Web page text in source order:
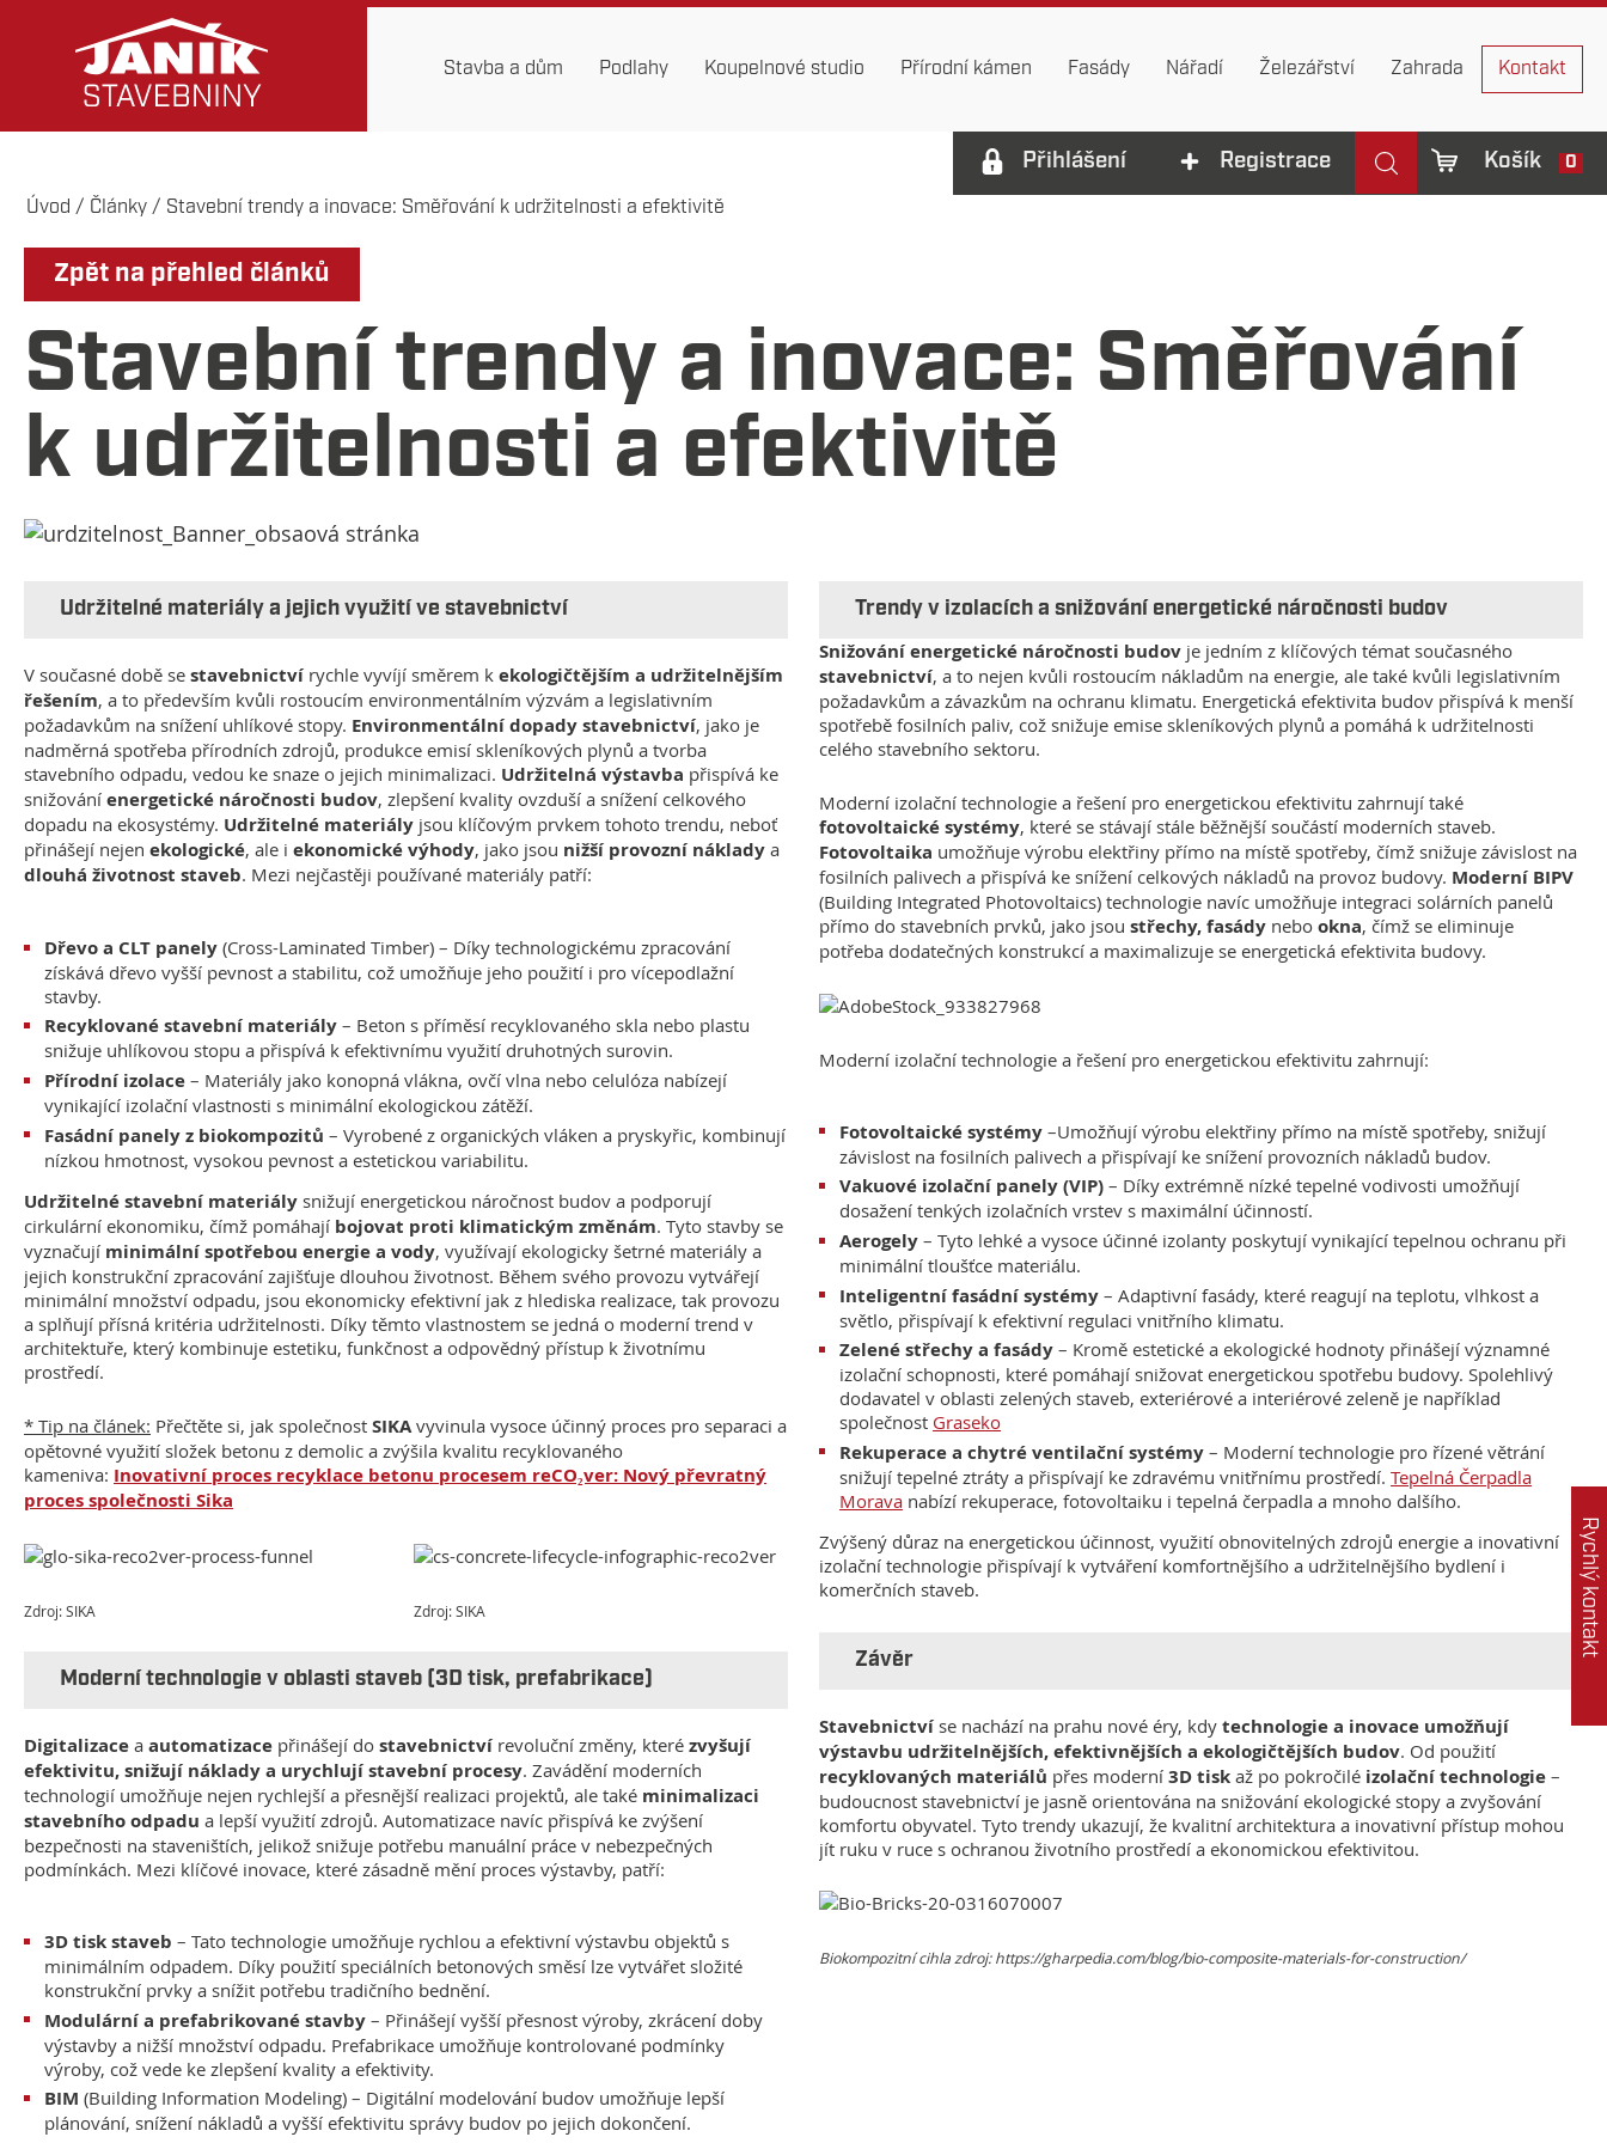
Stavba a dům Podlahy Koupelnové studio Přírodní kámen Fasády Nářadí Železářství Zahrada Kontakt
Přihlášení Registrace Košík 0
Úvod / Články / Stavební trendy a inovace: Směřování k udržitelnosti a efektivitě
Zpět na přehled článků
Stavební trendy a inovace: Směřování
k udržitelnosti a efektivitě
Udržitelné materiály a jejich využití ve stavebnictví
V současné době se stavebnictví rychle vyvíjí směrem k ekologičtějším a udržitelnějším
řešením, a to především kvůli rostoucím environmentálním výzvám a legislativním
požadavkům na snížení uhlíkové stopy. Environmentální dopady stavebnictví, jako je
nadměrná spotřeba přírodních zdrojů, produkce emisí skleníkových plynů a tvorba
stavebního odpadu, vedou ke snaze o jejich minimalizaci. Udržitelná výstavba přispívá ke
snižování energetické náročnosti budov, zlepšení kvality ovzduší a snížení celkového
dopadu na ekosystémy. Udržitelné materiály jsou klíčovým prvkem tohoto trendu, neboť
přinášejí nejen ekologické, ale i ekonomické výhody, jako jsou nižší provozní náklady a
dlouhá životnost staveb. Mezi nejčastěji používané materiály patří:
Dřevo a CLT panely (Cross-Laminated Timber) – Díky technologickému zpracování
získává dřevo vyšší pevnost a stabilitu, což umožňuje jeho použití i pro vícepodlažní
stavby.
Recyklované stavební materiály – Beton s příměsí recyklovaného skla nebo plastu
snižuje uhlíkovou stopu a přispívá k efektivnímu využití druhotných surovin.
Přírodní izolace – Materiály jako konopná vlákna, ovčí vlna nebo celulóza nabízejí
vynikající izolační vlastnosti s minimální ekologickou zátěží.
Fasádní panely z biokompozitů – Vyrobené z organických vláken a pryskyřic, kombinují
nízkou hmotnost, vysokou pevnost a estetickou variabilitu.
Udržitelné stavební materiály snižují energetickou náročnost budov a podporují
cirkulární ekonomiku, čímž pomáhají bojovat proti klimatickým změnám. Tyto stavby se
vyznačují minimální spotřebou energie a vody, využívají ekologicky šetrné materiály a
jejich konstrukční zpracování zajišťuje dlouhou životnost. Během svého provozu vytvářejí
minimální množství odpadu, jsou ekonomicky efektivní jak z hlediska realizace, tak provozu
a splňují přísná kritéria udržitelnosti. Díky těmto vlastnostem se jedná o moderní trend v
architektuře, který kombinuje estetiku, funkčnost a odpovědný přístup k životnímu
prostředí.
* Tip na článek: Přečtěte si, jak společnost SIKAvyvinula vysoce účinný proces pro separaci a
opětovné využití složek betonu z demolic a zvýšila kvalitu recyklovaného
kameniva: Inovativní proces recyklace betonu procesem reCO₂ver: Nový převratný
proces společnosti Sika
Zdroj: SIKA Zdroj: SIKA
Moderní technologie v oblasti staveb (3D tisk, prefabrikace)
Digitalizace a automatizace přinášejí do stavebnictví revoluční změny, které zvyšují
efektivitu, snižují náklady a urychlují stavební procesy. Zavádění moderních
technologií umožňuje nejen rychlejší a přesnější realizaci projektů, ale také minimalizaci
stavebního odpadu a lepší využití zdrojů. Automatizace navíc přispívá ke zvýšení
bezpečnosti na staveništích, jelikož snižuje potřebu manuální práce v nebezpečných
podmínkách. Mezi klíčové inovace, které zásadně mění proces výstavby, patří:
3D tisk staveb – Tato technologie umožňuje rychlou a efektivní výstavbu objektů s
minimálním odpadem. Díky použití speciálních betonových směsí lze vytvářet složité
konstrukční prvky a snížit potřebu tradičního bednění.
Modulární a prefabrikované stavby – Přinášejí vyšší přesnost výroby, zkrácení doby
výstavby a nižší množství odpadu. Prefabrikace umožňuje kontrolované podmínky
výroby, což vede ke zlepšení kvality a efektivity.
BIM (Building Information Modeling) – Digitální modelování budov umožňuje lepší
plánování, snížení nákladů a vyšší efektivitu správy budov po jejich dokončení.
Trendy v izolacích a snižování energetické náročnosti budov
Snižování energetické náročnosti budov je jedním z klíčových témat současného
stavebnictví, a to nejen kvůli rostoucím nákladům na energie, ale také kvůli legislativním
požadavkům a závazkům na ochranu klimatu. Energetická efektivita budov přispívá k menší
spotřebě fosilních paliv, což snižuje emise skleníkových plynů a pomáhá k udržitelnosti
celého stavebního sektoru.
Moderní izolační technologie a řešení pro energetickou efektivitu zahrnují také
fotovoltaické systémy, které se stávají stále běžnější součástí moderních staveb.
Fotovoltaika umožňuje výrobu elektřiny přímo na místě spotřeby, čímž snižuje závislost na
fosilních palivech a přispívá ke snížení celkových nákladů na provoz budovy. Moderní BIPV
(Building Integrated Photovoltaics) technologie navíc umožňuje integraci solárních panelů
přímo do stavebních prvků, jako jsoustřechy, fasády nebookna, čímž se eliminuje
potřeba dodatečných konstrukcí a maximalizuje se energetická efektivita budovy.
Moderní izolační technologie a řešení pro energetickou efektivitu zahrnují:
Fotovoltaické systémy–Umožňují výrobu elektřiny přímo na místě spotřeby, snižují
závislost na fosilních palivech a přispívají ke snížení provozních nákladů budov.
Vakuové izolační panely (VIP) – Díky extrémně nízké tepelné vodivosti umožňují
dosažení tenkých izolačních vrstev s maximální účinností.
Aerogely – Tyto lehké a vysoce účinné izolanty poskytují vynikající tepelnou ochranu při
minimální tloušťce materiálu.
Inteligentní fasádní systémy – Adaptivní fasády, které reagují na teplotu, vlhkost a
světlo, přispívají k efektivní regulaci vnitřního klimatu.
Zelené střechy a fasády – Kromě estetické a ekologické hodnoty přinášejí významné
izolační schopnosti, které pomáhají snižovat energetickou spotřebu budovy. Spolehlivý
dodavatel v oblasti zelených staveb, exteriérové a interiérové zeleně je například
společnost Graseko
Rekuperace a chytré ventilační systémy – Moderní technologie pro řízené větrání
snižují tepelné ztráty a přispívají ke zdravému vnitřnímu prostředí.Tepelná Čerpadla
Morava nabízí rekuperace, fotovoltaiku i tepelná čerpadla a mnoho dalšího.
Zvýšený důraz na energetickou účinnost, využití obnovitelných zdrojů energie a inovativní
izolační technologie přispívají k vytváření komfortnějšího a udržitelnějšího bydlení i
komerčních staveb.
Závěr
Stavebnictví se nachází na prahu nové éry, kdy technologie a inovace umožňují
výstavbu udržitelnějších, efektivnějších a ekologičtějších budov. Od použití
recyklovaných materiálů přes moderní3D tisk až po pokročilé izolační technologie –
budoucnost stavebnictví je jasně orientována na snižování ekologické stopy a zvyšování
komfortu obyvatel. Tyto trendy ukazují, že kvalitní architektura a inovativní přístup mohou
jít ruku v ruce s ochranou životního prostředí a ekonomickou efektivitou.
Biokompozitní cihla zdroj: https://gharpedia.com/blog/bio-composite-materials-for-construction/
Rychlý kontakt